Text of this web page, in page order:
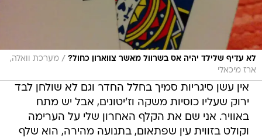
לא עדיף שלילד יהיה אס בשרוול מאשר צווארון כחול? / מערכת וואלה,
ארז מיכאלי
אין עשן סיגריות סמיך בחלל החדר וגם לא שולחן לבד
ירוק שעליו כוסיות משקה וז'יטונים, אבל יש מתח
באוויר. אני שם את הקלף האחרון שלי על הערימה
וקולט בזווית עין שפתאום, בתנועה מהירה, הוא שלף